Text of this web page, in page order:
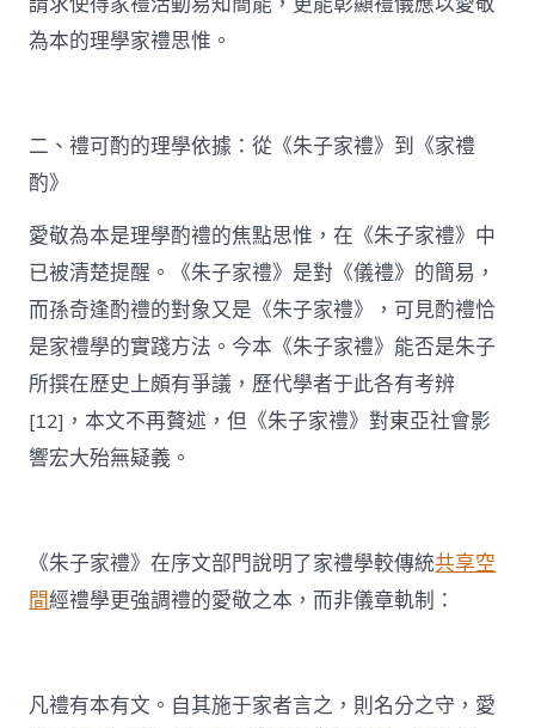
為本的理學家禮思惟。
二、禮可酌的理學依據：從《朱子家禮》到《家禮
酌》
愛敬為本是理學酌禮的焦點思惟，在《朱子家禮》中
已被清楚提醒。《朱子家禮》是對《儀禮》的簡易，
而孫奇逢酌禮的對象又是《朱子家禮》，可見酌禮恰
是家禮學的實踐方法。今本《朱子家禮》能否是朱子
所撰在歷史上頗有爭議，歷代學者于此各有考辨
[12]，本文不再贅述，但《朱子家禮》對東亞社會影
響宏大殆無疑義。
《朱子家禮》在序文部門說明了家禮學較傳統共享空
間經禮學更強調禮的愛敬之本，而非儀章軌制：
凡禮有本有文。自其施于家者言之，則名分之守，愛